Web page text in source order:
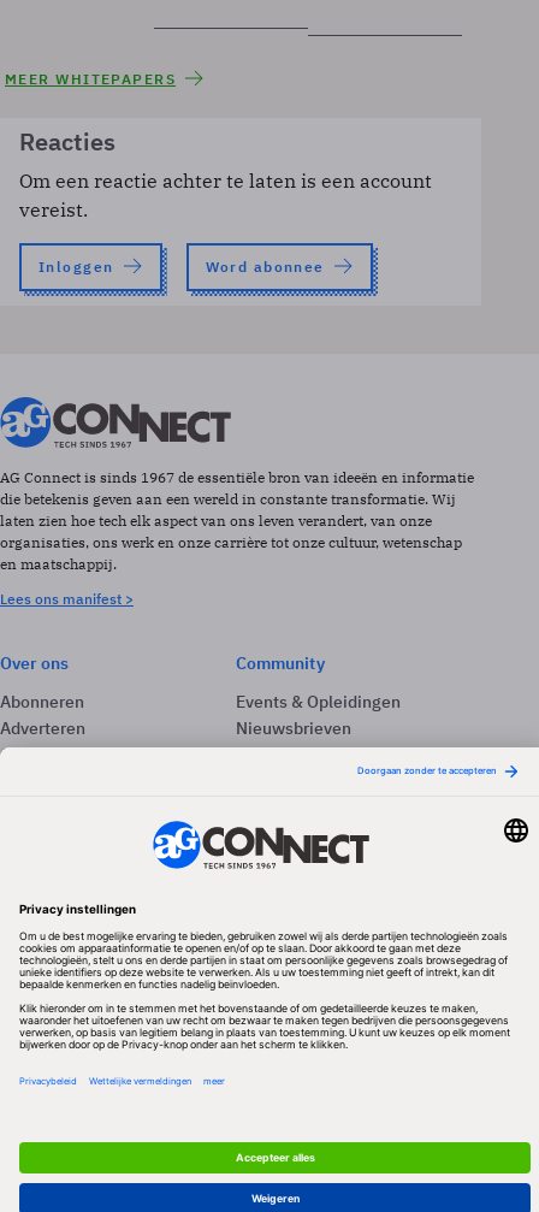
MEER WHITEPAPERS
Reacties
Om een reactie achter te laten is een account
vereist.
Inloggen Word abonnee
AG Connect is sinds 1967 de essentiële bron van ideeën en informatie
die betekenis geven aan een wereld in constante transformatie. Wij
laten zien hoe tech elk aspect van ons leven verandert, van onze
organisaties, ons werk en onze carrière tot onze cultuur, wetenschap
en maatschappij.
Lees ons manifest >
Over ons
Abonneren
Adverteren
Contact
Community
Events & Opleidingen
Nieuwsbrieven
Vacatures
Redactionele partner